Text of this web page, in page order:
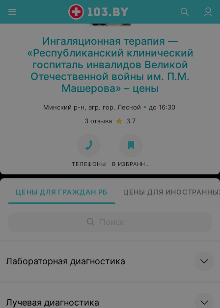
Ингаляционная терапия —
«Республиканский клинический
госпиталь инвалидов Великой
Отечественной войны им. П.М.
Машерова» – цены
Минский р-н, агр. гор. Лесной
до 16:30
3 отзыва
3.7
ТЕЛЕФОНЫ В ИЗБРАННОЕ
ЦЕНЫ ДЛЯ ГРАЖДАН РБ ЦЕНЫ ДЛЯ
Лабораторная диагностика
Лучевая диагностика